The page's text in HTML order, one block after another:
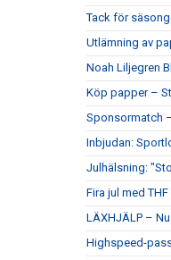
Tack för
Utlämning av
Noah Liljegren
Köp papper –
Sponsormatch
Inbjudan:
Julhälsning:
Fira jul med
LÄXHJÄLP –
Highspeed-